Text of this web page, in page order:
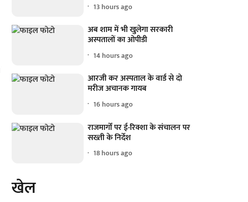
13 hours ago
अब शाम में भी खुलेगा सरकारी
अस्पतालों का ओपीडी
14 hours ago
आरजी कर अस्पताल के वार्ड से दो
मरीज अचानक गायब
16 hours ago
राजमार्गों पर ई-रिक्शा के संचालन पर
सख्ती के निर्देश
18 hours ago
खेल